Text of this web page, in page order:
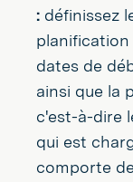
:définissez
planification
dates de
ainsi que la
c'est-à-dire
qui est
comporte